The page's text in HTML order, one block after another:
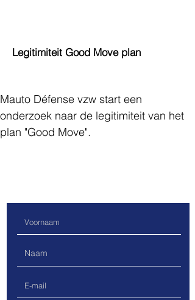
Legitimiteit Good Move plan
Mauto Défense vzw start een
onderzoek naar de legitimiteit van het
plan "Good Move".